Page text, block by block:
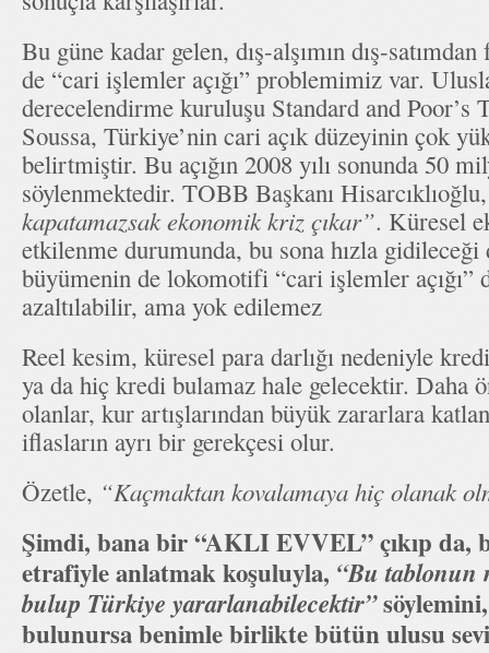
Bu güne kadar gelen, dış-alşımın dış-
de “cari işlemler açığı” problemimiz var.
derecelendirme kuruluşu Standard and Poor’s
Soussa, Türkiye’nin cari açık düzeyinin çok
belirtmiştir. Bu açığın 2008 yılı sonunda 50
söylenmektedir. TOBB Başkanı
kapatamazsak ekonomik kriz çıkar”. Küresel
etkilenme durumunda, bu sona hızla
büyümenin de lokomotifi “cari işlemler açığı”
azaltılabilir, ama yok edilemez
Reel kesim, küresel para darlığı nedeniyle
ya da hiç kredi bulamaz hale gelecektir. Daha
olanlar, kur artışlarından büyük zararlara
iflasların ayrı bir gerekçesi olur.
Özetle, “Kaçmaktan kovalamaya hiç olanak
Şimdi, bana bir “AKLI EVVEL” çıkıp da,
etrafiyle anlatmak koşuluyla, “Bu tablonun
bulup Türkiye yararlanabilecektir”
bulunursa benimle birlikte bütün ulusu